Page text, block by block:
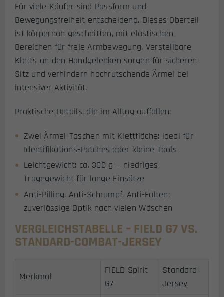
Für viele Käufer sind Passform und
Bewegungsfreiheit entscheidend. Dieses Oberteil
ist körpernah geschnitten, mit elastischen
Bereichen für freie Armbewegung. Verstellbare
Kletts an den Handgelenken sorgen für sicheren
Sitz und verhindern hochrutschende Ärmel bei
intensiver Aktivität.
Praktische Details, die im Alltag auffallen:
Zwei Ärmel-Taschen mit Klettfläche: ideal für
Identifikations-Patches oder kleine Tools
Leichtgewicht: ca. 300 g — niedriges
Tragegewicht für lange Einsätze
Anti-Pilling, Anti-Schrumpf, Anti-Falten:
zuverlässige Optik nach vielen Wäschen
VERGLEICHSTABELLE – FIELD G7 VS.
STANDARD-COMBAT-JERSEY
Merkmal
FIELD Spirit
G7
Standard-
Jersey